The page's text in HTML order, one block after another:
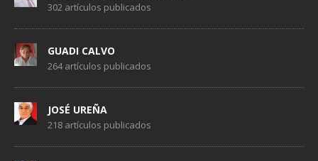
302 artículos publicados
GUADI CALVO
264 artículos publicados
JOSÉ UREÑA
218 artículos publicados